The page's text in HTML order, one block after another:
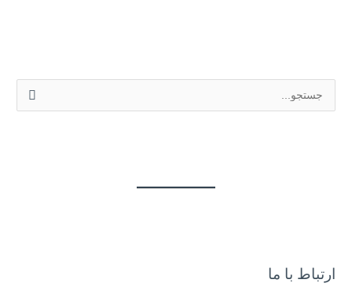
یارتباط با ما